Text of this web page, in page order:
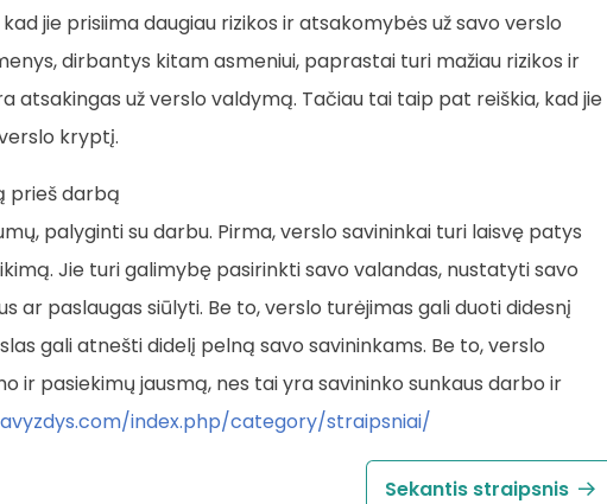
jie prisiima daugiau rizikos ir atsakomybės už savo verslo
dirbantys kitam asmeniui, paprastai turi mažiau rizikos ir
atsakingas už verslo valdymą. Tačiau tai taip pat reiškia, kad jie
kryptį.
prieš darbą
palyginti su darbu. Pirma, verslo savininkai turi laisvę patys
Jie turi galimybę pasirinkti savo valandas, nustatyti savo
ar paslaugas siūlyti. Be to, verslo turėjimas gali duoti didesnį
gali atnešti didelį pelną savo savininkams. Be to, verslo
ir pasiekimų jausmą, nes tai yra savininko sunkaus darbo ir
index.php/category/straipsniai/
Sekantis straipsnis